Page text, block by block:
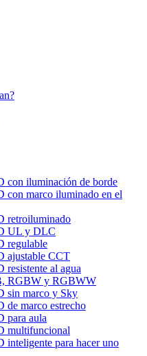
con iluminación de borde
con marco iluminado en el
retroiluminado
UL y DLC
regulable
ajustable CCT
resistente al agua
RGBW y RGBWW
sin marco y Sky
de marco estrecho
para aula
multifuncional
inteligente para hacer uno